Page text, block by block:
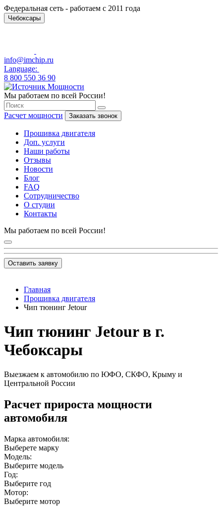
Федеральная сеть - работаем с 2011 года
Чебоксары
info@imchip.ru
Language:
8 800 550 36 90
Мы работаем по всей России!
Расчет мощности Заказать звонок
Прошивка двигателя
Доп. услуги
Наши работы
Отзывы
Новости
Блог
FAQ
Сотрудничество
О студии
Контакты
Мы работаем по всей России!
Оставить заявку
Главная
Прошивка двигателя
Чип тюнинг Jetour
Чип тюнинг Jetour в г.
Чебоксары
Выезжаем к автомобилю по ЮФО, СКФО, Крыму и
Центральной России
Расчет прироста мощности
автомобиля
Марка автомобиля:
Выберете марку
Модель:
Выберите модель
Год:
Выберите год
Мотор:
Выберите мотор